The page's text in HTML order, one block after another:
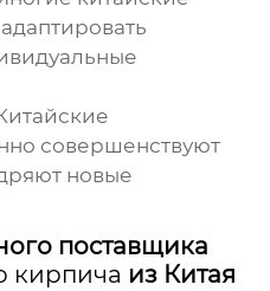
совершенствуют
новые
поставщика
кирпича из Китая